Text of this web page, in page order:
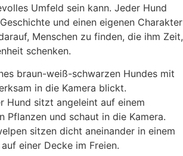
Umfeld sein kann. Jeder Hund
und einen eigenen Charakter
Menschen zu finden, die ihm Zeit,
schenken.